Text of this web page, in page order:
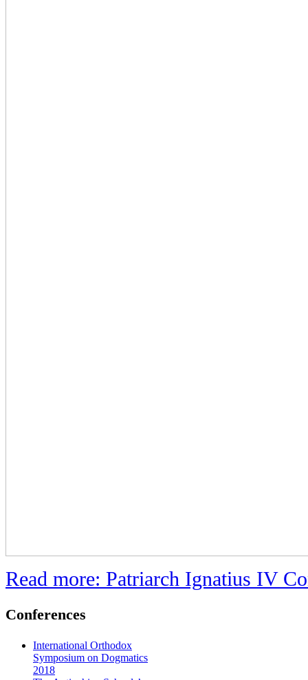
Read more: Patriarch Ignatius IV
Conferences
International Orthodox
Symposium on Dogmatics
2018